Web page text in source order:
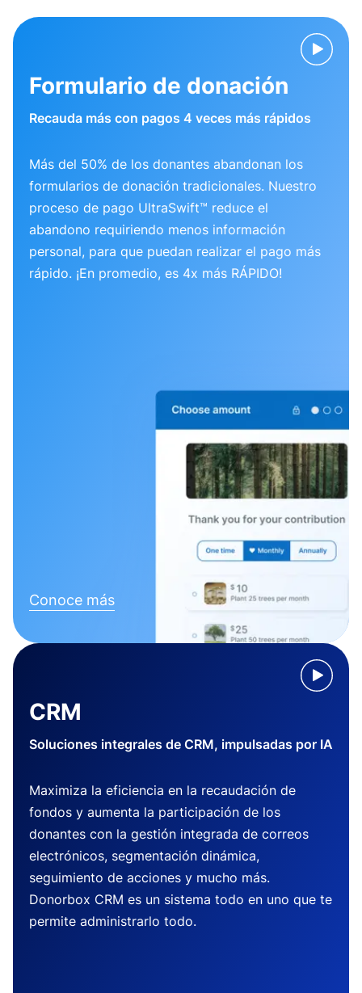
Formulario de donación
Recauda más con pagos 4 veces más rápidos
Más del 50% de los donantes abandonan los
formularios de donación tradicionales. Nuestro
proceso de pago UltraSwift™ reduce el
abandono requiriendo menos información
personal, para que puedan realizar el pago más
rápido. ¡En promedio, es 4x más RÁPIDO!
Conoce más
CRM
Soluciones integrales de CRM, impulsadas por IA
Maximiza la eficiencia en la recaudación de
fondos y aumenta la participación de los
donantes con la gestión integrada de correos
electrónicos, segmentación dinámica,
seguimiento de acciones y mucho más.
Donorbox CRM es un sistema todo en uno que te
permite administrarlo todo.